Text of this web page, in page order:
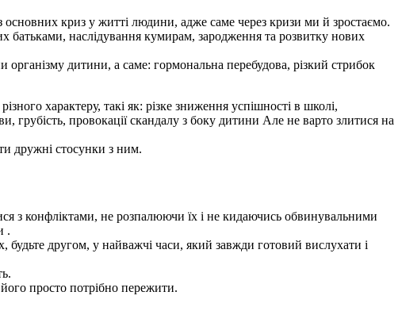
криз у житті людини, адже саме через кризи ми й зростаємо.
батьками, наслідування кумирам, зародження та розвитку нових
організму дитини, а саме: гормональна перебудова, різкий стрибок
характеру, такі як: різке зниження успішності в школі,
грубість, провокації скандалу з боку дитини Але не варто злитися на
дружні стосунки з ним.
з конфліктами, не розпалюючи їх і не кидаючись обвинувальними
.
будьте другом, у найважчі часи, який завжди готовий вислухати і
просто потрібно пережити.